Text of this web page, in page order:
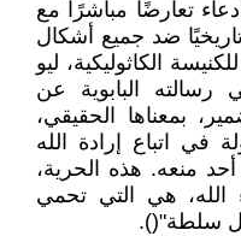
تعارضًا مباشرًا مع
ضد جميع أشكال
الكاثوليكية، ليو
(1810-1903)() في رسالته البابوية عن
بمعناها الحقيقي،
في اتباع إرادة الله
منعه. هذه الحرية،
الله، هي التي تحمي
سلطة"().